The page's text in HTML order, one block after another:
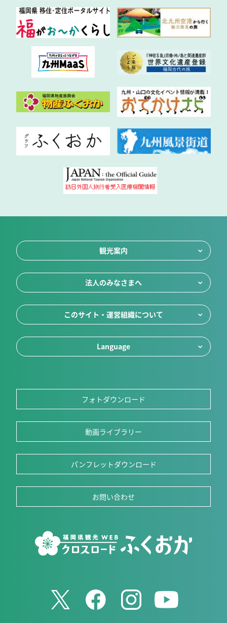
観光案内
法人のみなさまへ
このサイト・運営組織について
Language
フォトダウンロード
動画ライブラリー
パンフレットダウンロード
お問い合わせ